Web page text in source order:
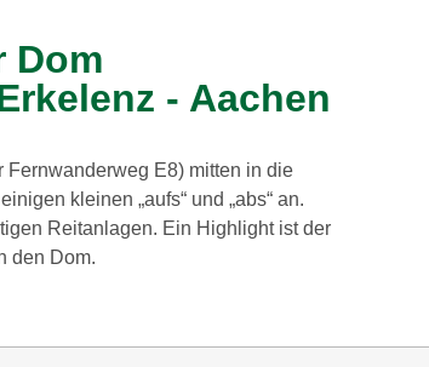
Dom
- Aachen
Fernwanderweg E8) mitten in die
kleinen „aufs“ und „abs“ an.
Reitanlagen. Ein Highlight ist der
den Dom.